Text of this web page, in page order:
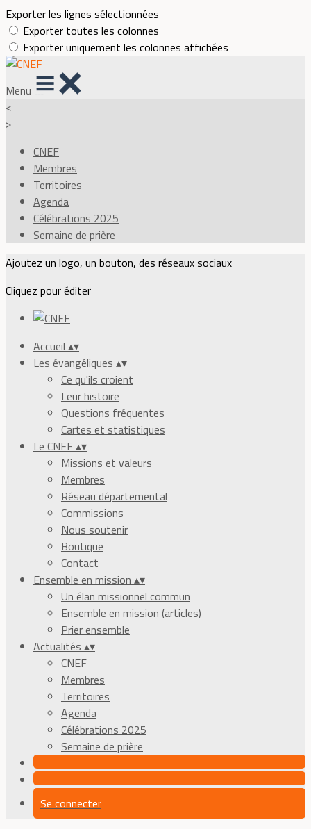
Exporter les lignes sélectionnées
Exporter toutes les colonnes
Exporter uniquement les colonnes affichées
Menu
<
>
CNEF
Membres
Territoires
Agenda
Célébrations 2025
Semaine de prière
Ajoutez un logo, un bouton, des réseaux sociaux
Cliquez pour éditer
Accueil ▴▾
Les évangéliques ▴▾
Ce qu'ils croient
Leur histoire
Questions fréquentes
Cartes et statistiques
Le CNEF▴▾
Missions et valeurs
Membres
Réseau départemental
Commissions
Nous soutenir
Boutique
Contact
Ensemble en mission ▴▾
Un élan missionnel commun
Ensemble en mission (articles)
Prier ensemble
Actualités ▴▾
CNEF
Membres
Territoires
Agenda
Célébrations 2025
Semaine de prière
Se connecter